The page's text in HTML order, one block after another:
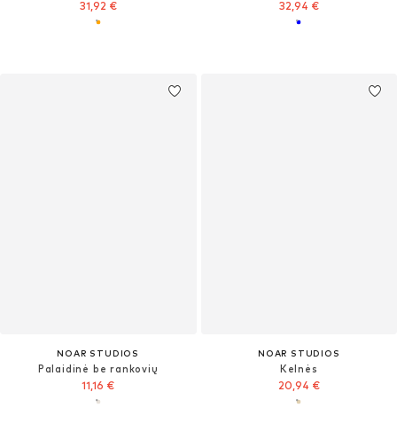
31,92 € 32,94 €
NOAR STUDIOS
Palaidinė be rankovių
11,16 €
NOAR STUDIOS
Kelnės
20,94 €